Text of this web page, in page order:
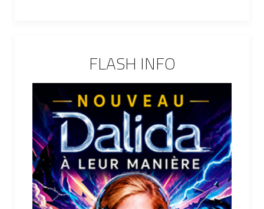
FLASH INFO